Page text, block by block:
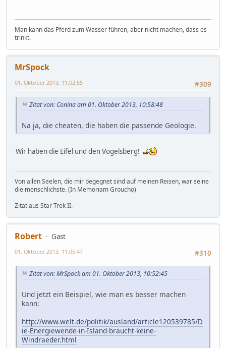
Man kann das Pferd zum Wasser führen, aber nicht machen, dass es
trinkt.
MrSpock
#309
01. Oktober 2013, 11:02:55
Zitat von: Conina am 01. Oktober 2013, 10:58:48
Na ja, die cheaten, die haben die passende Geologie.
Wir haben die Eifel und den Vogelsberg!
Von allen Seelen, die mir begegnet sind auf meinen Reisen, war seine
die menschlichste. (In Memoriam Groucho)
Zitat aus Star Trek II.
Robert
Gast
#310
01. Oktober 2013, 11:05:47
Zitat von: MrSpock am 01. Oktober 2013, 10:52:45
Und jetzt ein Beispiel, wie man es besser machen
kann:
http://www.welt.de/politik/ausland/article120539785/D
ie-Energiewende-in-Island-braucht-keine-
Windraeder.html